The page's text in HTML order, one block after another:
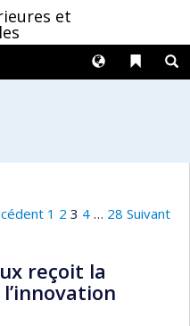
et
Liens
Langues
1 2 3 4 … 28 Suivant
reçoit la